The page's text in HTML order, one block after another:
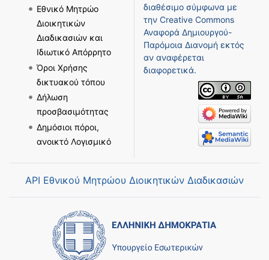
Εθνικό Μητρώο
Διοικητικών
Διαδικασιών και
Ιδιωτικό Απόρρητο
Όροι Χρήσης
δικτυακού τόπου
Δήλωση
προσβασιμότητας
Δημόσιοι πόροι,
ανοικτό Λογισμικό
διαθέσιμο σύμφωνα με
την Creative Commons
Αναφορά Δημιουργού-
Παρόμοια Διανομή εκτός
αν αναφέρεται
διαφορετικά.
API Εθνικού Μητρώου Διοικητικών Διαδικασιών